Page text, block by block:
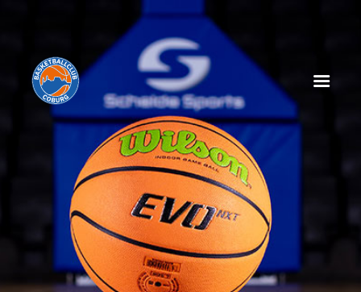
HOME
NEWS
SPIELPLAN
SPIELTAGSEINLEGER
TABELLE
KADER
MANAGEMENT